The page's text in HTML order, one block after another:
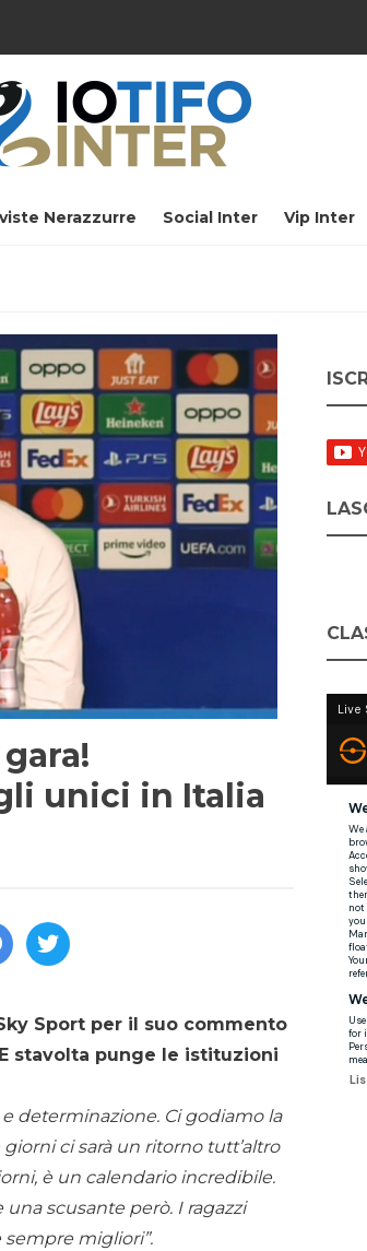
Nerazzurre Social Inter Vip Inter
unici in Italia
Sport per il suo commento
stavolta punge le istituzioni
determinazione. Ci godiamo la
ci sarà un ritorno tutt’altro
è un calendario incredibile.
scusante però. I ragazzi
migliori”.